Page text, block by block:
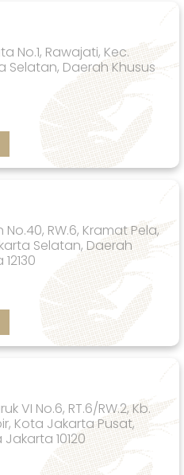
No.1, Rawajati, Kec.
Selatan, Daerah Khusus
No.40, RW.6, Kramat Pela,
Selatan, Daerah
VI No.6, RT.6/RW.2, Kb.
Kota Jakarta Pusat,
10120